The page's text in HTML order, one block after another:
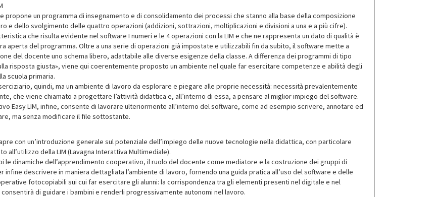
propone un programma di insegnamento e di consolidamento dei processi che stanno alla base della composizione
e dello svolgimento delle quattro operazioni (addizioni, sottrazioni, moltiplicazioni e divisioni a una e a più cifre).
che risulta evidente nel software I numeri e le 4 operazioni con la LIM e che ne rappresenta un dato di qualità è
aperta del programma. Oltre a una serie di operazioni già impostate e utilizzabili fin da subito, il software mette a
del docente uno schema libero, adattabile alle diverse esigenze della classe. A differenza dei programmi di tipo
risposta giusta», viene qui coerentemente proposto un ambiente nel quale far esercitare competenze e abilità degli
scuola primaria.
quindi, ma un ambiente di lavoro da esplorare e piegare alle proprie necessità: necessità prevalentemente
che viene chiamato a progettare l’attività didattica e, all’interno di essa, a pensare al miglior impiego del software.
Easy LIM, infine, consente di lavorare ulteriormente all’interno del software, come ad esempio scrivere, annotare ed
ma senza modificare il file sottostante.
con un’introduzione generale sul potenziale dell’impiego delle nuove tecnologie nella didattica, con particolare
all’utilizzo della LIM (Lavagna Interattiva Multimediale).
le dinamiche dell’apprendimento cooperativo, il ruolo del docente come mediatore e la costruzione dei gruppi di
infine descrivere in maniera dettagliata l’ambiente di lavoro, fornendo una guida pratica all’uso del software e delle
fotocopiabili sui cui far esercitare gli alunni: la corrispondenza tra gli elementi presenti nel digitale e nel
di guidare i bambini e renderli progressivamente autonomi nel lavoro.